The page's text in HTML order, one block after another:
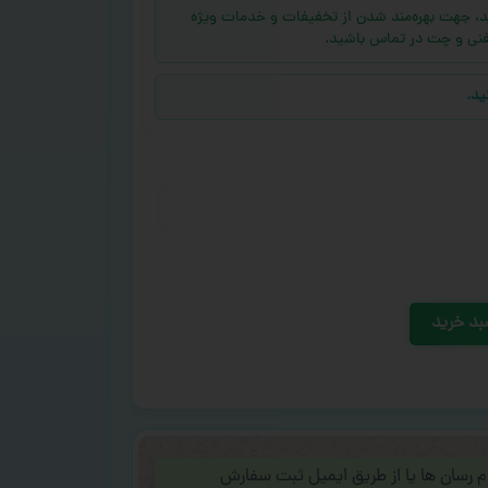
(بالای ۱۰ عدد) دارید، جهت بهره‌مند شدن از تخفیفات و خدمات ویژه
و چت در تماس باشید.
خرید
رسان ها یا از طریق ایمیل ثبت سفارش